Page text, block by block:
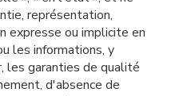
représentation,
expresse ou implicite en
les informations, y
les garanties de qualité
d'absence de